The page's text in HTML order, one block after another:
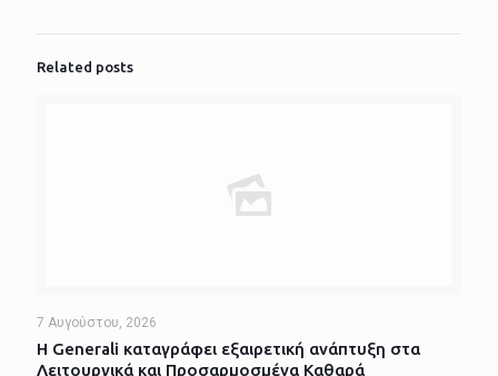
Related posts
7 Αυγούστου, 2026
Η Generali καταγράφει εξαιρετική ανάπτυξη στα
Λειτουργικά και Προσαρμοσμένα Καθαρά